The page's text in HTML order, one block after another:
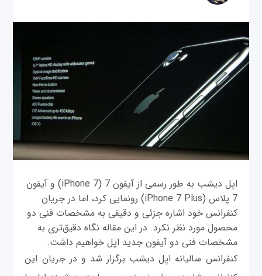
اپل دیشب به طور رسمی از آیفون 7 (iPhone 7) و آیفون
7 پلاس (iPhone 7 Plus) رونمایی کرد، اما در جریان
کنفرانس خود اشاره جزئی و دقیقی به مشخصات فنی دو
محصول مورد نظر نکرد. در این مقاله نگاه دقیق‌تری به
مشخصات فنی دو آیفون جدید اپل خواهیم داشت.
کنفرانس سالیانه اپل دیشب برگزار شد و در جریان این